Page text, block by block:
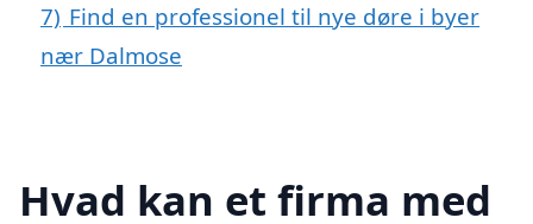
7) Find en professionel til nye døre i byer
nær Dalmose
Hvad kan et firma med